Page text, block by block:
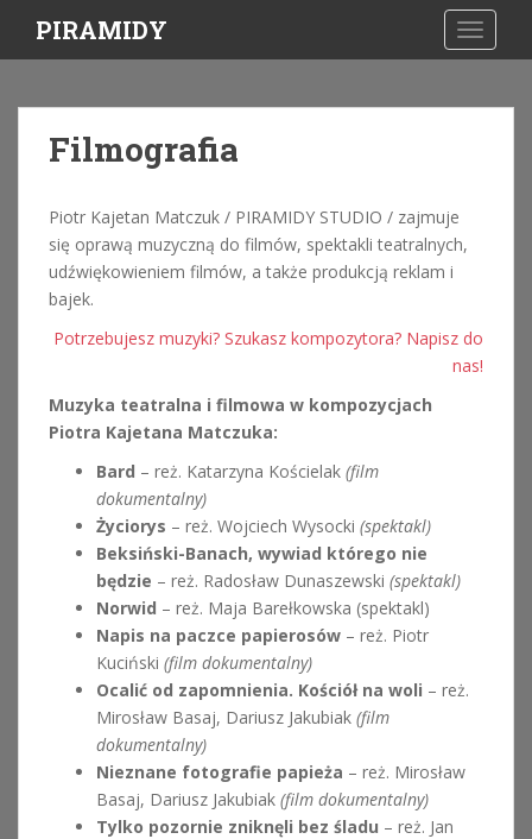
i
PIRAMIDY
Filmografia
Piotr Kajetan Matczuk / PIRAMIDY STUDIO / zajmuje
się oprawą muzyczną do filmów, spektakli teatralnych,
udźwiękowieniem filmów, a także produkcją reklam i
bajek.
Potrzebujesz muzyki? Szukasz kompozytora? Napisz do
nas!
Muzyka teatralna i filmowa w kompozycjach
Piotra Kajetana Matczuka:
Bard – reż. Katarzyna Kościelak (film
dokumentalny)
Życiorys – reż. Wojciech Wysocki (spektakl)
Beksiński-Banach, wywiad którego nie
będzie – reż. Radosław Dunaszewski (spektakl)
Norwid – reż. Maja Barełkowska (spektakl)
Napis na paczce papierosów – reż. Piotr
Kuciński (film dokumentalny)
Ocalić od zapomnienia. Kościół na woli – reż.
Mirosław Basaj, Dariusz Jakubiak (film
dokumentalny)
Nieznane fotografie papieża – reż. Mirosław
Basaj, Dariusz Jakubiak (film dokumentalny)
Tylko pozornie zniknęli bez śladu – reż. Jan